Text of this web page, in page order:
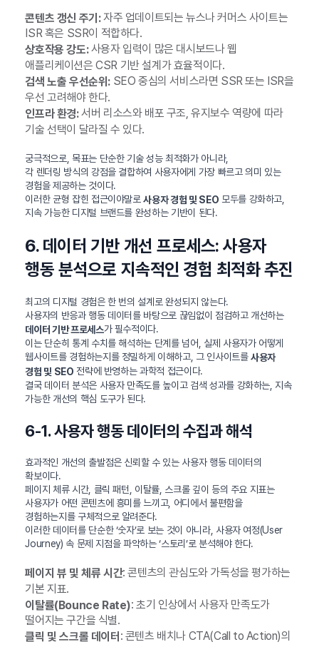
콘텐츠 갱신 주기:자주 업데이트되는 뉴스나 커머스 사이트는
ISR 혹은 SSR이 적합하다.
상호작용 강도:사용자 입력이 많은 대시보드나 웹
애플리케이션은 CSR 기반 설계가 효율적이다.
검색 노출 우선순위:SEO 중심의 서비스라면 SSR 또는 ISR을
우선 고려해야 한다.
인프라 환경:서버 리소스와 배포 구조, 유지보수 역량에 따라
기술 선택이 달라질 수 있다.
궁극적으로, 목표는 단순한 기술 성능 최적화가 아니라,
각 렌더링 방식의 강점을 결합하여 사용자에게 가장 빠르고 의미 있는
경험을 제공하는 것이다.
이러한 균형 잡힌 접근이야말로사용자 경험 및 SEO 모두를 강화하고,
지속 가능한 디지털 브랜드를 완성하는 기반이 된다.
6. 데이터 기반 개선 프로세스: 사용자
행동 분석으로 지속적인 경험 최적화 추진
최고의 디지털 경험은 한 번의 설계로 완성되지 않는다.
사용자의 반응과 행동 데이터를 바탕으로 끊임없이 점검하고 개선하는
데이터 기반 프로세스가 필수적이다.
이는 단순히 통계 수치를 해석하는 단계를 넘어, 실제 사용자가 어떻게
웹사이트를 경험하는지를 정밀하게 이해하고, 그 인사이트를사용자
경험 및 SEO 전략에 반영하는 과학적 접근이다.
결국 데이터 분석은 사용자 만족도를 높이고 검색 성과를 강화하는, 지속
가능한 개선의 핵심 도구가 된다.
6-1. 사용자 행동 데이터의 수집과 해석
효과적인 개선의 출발점은 신뢰할 수 있는 사용자 행동 데이터의
확보이다.
페이지 체류 시간, 클릭 패턴, 이탈률, 스크롤 깊이 등의 주요 지표는
사용자가 어떤 콘텐츠에 흥미를 느끼고, 어디에서 불편함을
경험하는지를 구체적으로 알려준다.
이러한 데이터를 단순한 ‘숫자’로 보는 것이 아니라, 사용자 여정(User
Journey) 속 문제 지점을 파악하는 ‘스토리’로 분석해야 한다.
페이지 뷰 및 체류 시간: 콘텐츠의 관심도와 가독성을 평가하는
기본 지표.
이탈률(Bounce Rate): 초기 인상에서 사용자 만족도가
떨어지는 구간을 식별.
클릭 및 스크롤 데이터 : 콘텐츠 배치나 CTA(Call to Action)의